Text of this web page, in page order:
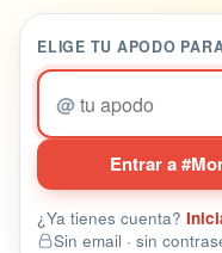
ELIGE TU APODO
@
Entrar a
¿Ya tienes cuenta?
Sin email · sin